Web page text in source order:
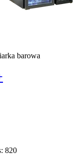
barowa
820